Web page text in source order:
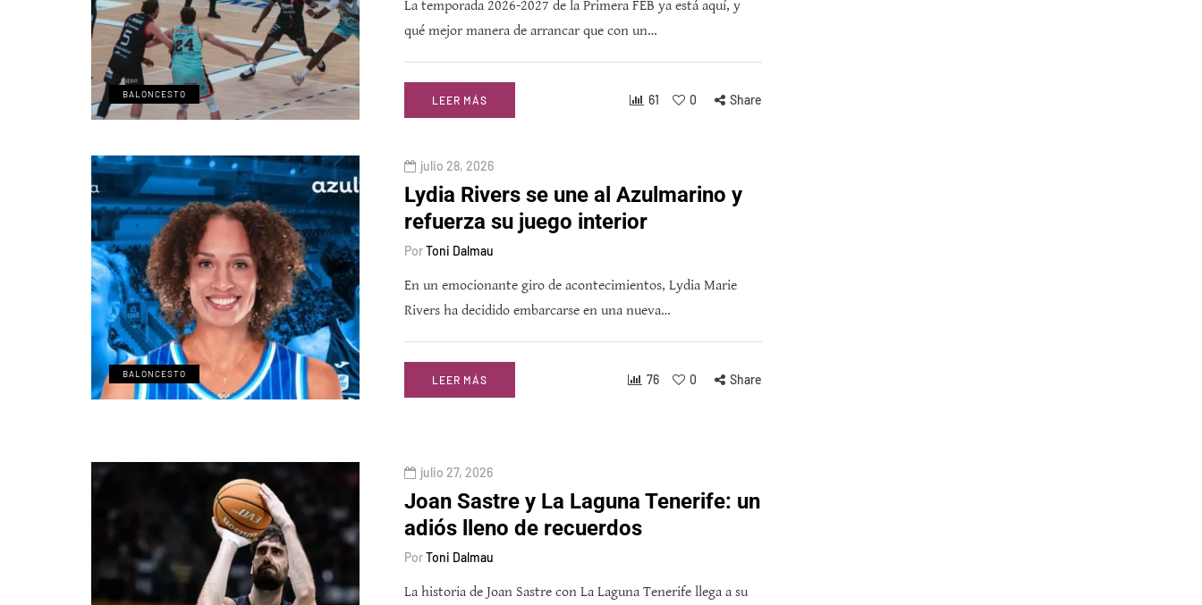
BALONCESTO
La temporada 2026-2027 de la Primera FEB ya está aquí, y
qué mejor manera de arrancar que con un…
LEER MÁS 61 0 Share
BALONCESTO
julio 28, 2026
Lydia Rivers se une al Azulmarino y
refuerza su juego interior
PorToni Dalmau
En un emocionante giro de acontecimientos, Lydia Marie
Rivers ha decidido embarcarse en una nueva…
LEER MÁS 76 0 Share
julio 27, 2026
Joan Sastre y La Laguna Tenerife: un
adiós lleno de recuerdos
PorToni Dalmau
La historia de Joan Sastre con La Laguna Tenerife llega a su